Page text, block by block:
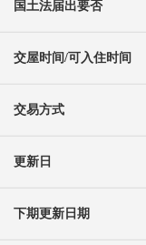
国土法届出要否
交屋时间/可入住时间
交易方式
更新日
下期更新日期